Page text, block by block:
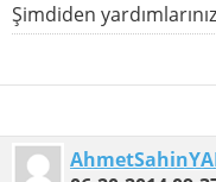
Şimdiden